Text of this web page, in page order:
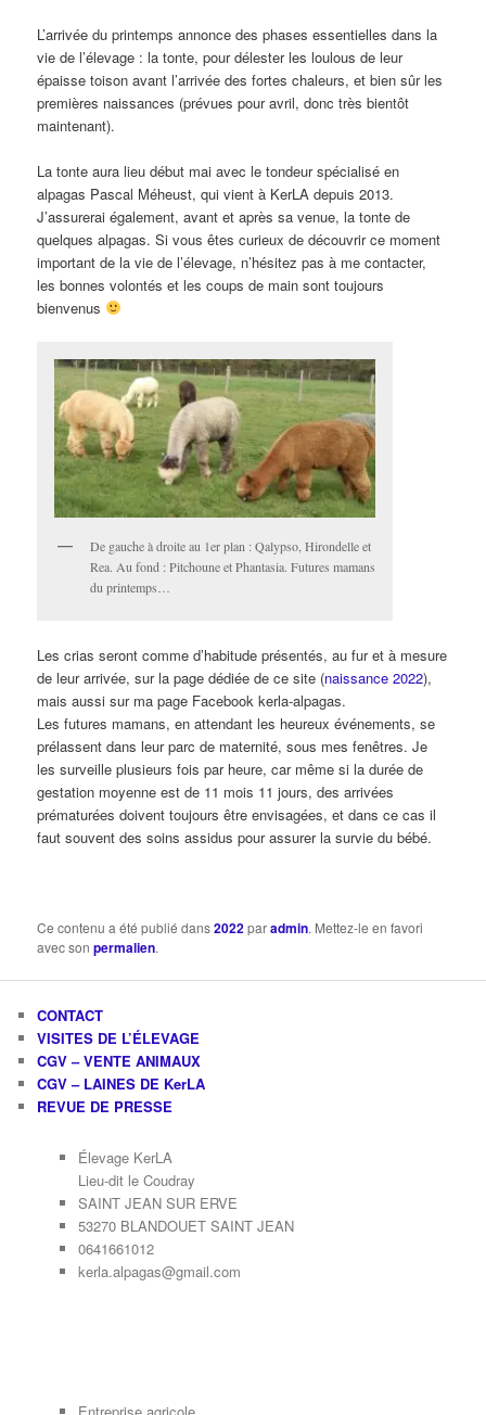
L’arrivée du printemps annonce des phases essentielles dans la
vie de l’élevage : la tonte, pour délester les loulous de leur
épaisse toison avant l’arrivée des fortes chaleurs, et bien sûr les
premières naissances (prévues pour avril, donc très bientôt
maintenant).
La tonte aura lieu début mai avec le tondeur spécialisé en
alpagas Pascal Méheust, qui vient à KerLA depuis 2013.
J’assurerai également, avant et après sa venue, la tonte de
quelques alpagas. Si vous êtes curieux de découvrir ce moment
important de la vie de l’élevage, n’hésitez pas à me contacter,
les bonnes volontés et les coups de main sont toujours
bienvenus
De gauche à droite au 1er plan : Qalypso, Hirondelle et
Rea. Au fond : Pitchoune et Phantasia. Futures mamans
du printemps…
Les crias seront comme d’habitude présentés, au fur et à mesure
de leur arrivée, sur la page dédiée de ce site (naissance 2022),
mais aussi sur ma page Facebook kerla-alpagas.
Les futures mamans, en attendant les heureux événements, se
prélassent dans leur parc de maternité, sous mes fenêtres. Je
les surveille plusieurs fois par heure, car même si la durée de
gestation moyenne est de 11 mois 11 jours, des arrivées
prématurées doivent toujours être envisagées, et dans ce cas il
faut souvent des soins assidus pour assurer la survie du bébé.
Ce contenu a été publié dans2022paradmin. Mettez-le en favori
avec sonpermalien.
CONTACT
VISITES DE L’ÉLEVAGE
CGV – VENTE ANIMAUX
CGV – LAINES DE KerLA
REVUE DE PRESSE
Élevage KerLA
Lieu-dit le Coudray
SAINT JEAN SUR ERVE
53270 BLANDOUET SAINT JEAN
0641661012
kerla.alpagas@gmail.com